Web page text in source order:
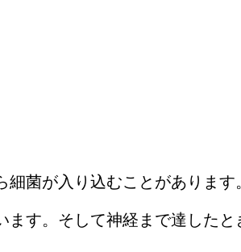
菌が入り込むことがあります
す。そして神経まで達したと